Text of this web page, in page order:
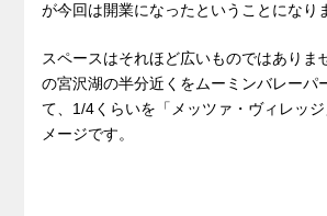
が今回は開業になったということになり
スペースはそれほど広いものではありま
の宮沢湖の半分近くをムーミンバレーパ
て、1/4くらいを「メッツァ・ヴィレッ
メージです。